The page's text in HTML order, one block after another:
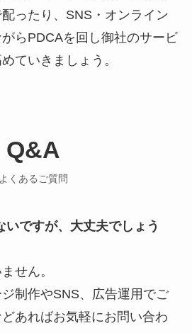
ったり、SNS・オンライン
らPDCAを回し御社のサービ
ていきましょう。
Q&A
よくあるご質問
ですが、大丈夫でしょう
せん。
制作やSNS、広告運用でご
あればお気軽にお問い合わ